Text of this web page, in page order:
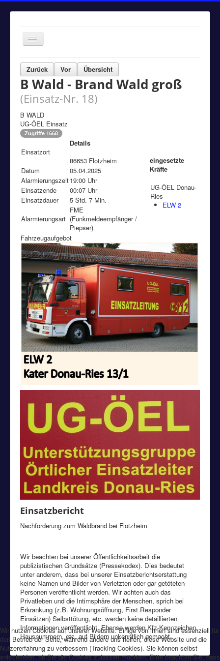
Navigation
an/aus
Home
Einsätze
Aktuelles
Über uns
Fuhrpark
Bürgerinformationen
Impressum
Zurück Vor Übersicht
B Wald - Brand Wald groß
(Einsatz-Nr. 18)
B WALD
UG-ÖEL Einsatz
Zugriffe 1668
Einsatzort
Details
86653 Flotzheim
Datum
05.04.2025
Alarmierungszeit19:00 Uhr
Einsatzende
00:07 Uhr
Einsatzdauer
5 Std. 7 Min.
Alarmierungsart
FME
(Funkmeldeempfänger /
Piepser)
eingesetzte
Kräfte
UG-ÖEL Donau-
Ries
ELW 2
Fahrzeugaufgebot
Einsatzbericht
Nachforderung zum Waldbrand bei Flotzheim
Wir beachten bei unserer Öffentlichkeitsarbeit die
publizistischen Grundsätze (Pressekodex). Dies bedeutet
unter anderem, dass bei unserer Einsatzberichtserstattung
keine Namen und Bilder von Verletzten oder gar getöteten
Personen veröffentlicht werden. Wir achten auch das
Privatleben und die Intimsphäre der Menschen, sprich bei
Erkrankung (z.B. Wohnungsöffnung, First Responder
Einsätzen) Selbsttötung, etc. werden keine detaillierten
Informationen veröffentlicht. Ebenso werden Kfz-Kennzeichen,
Hausnummern, etc. auf Bildern unkenntlich gemacht.
Wir nutzen Cookies auf unserer Website. Einige von ihnen sind essenziell für
den Betrieb der Seite, während andere uns helfen, diese Website und die
Nutzererfahrung zu verbessern (Tracking Cookies). Sie können selbst
entscheiden, ob Sie die Cookies zulassen möchten. Bitte beachten Sie, dass